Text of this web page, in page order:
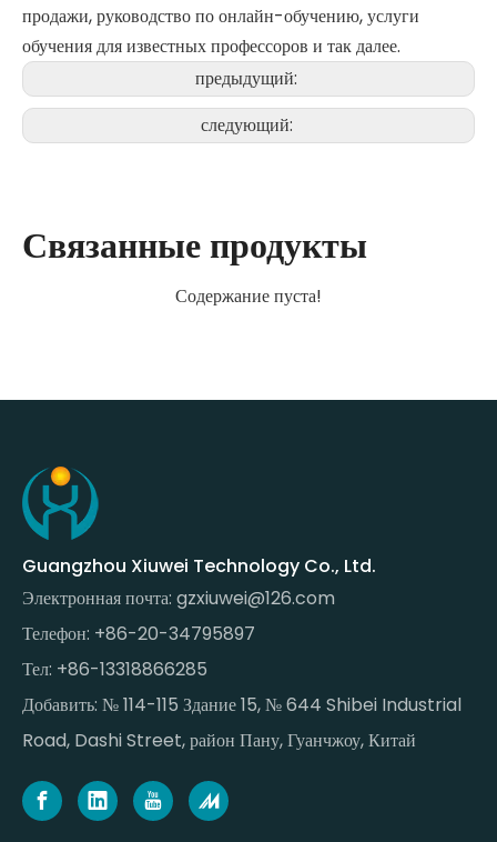
продажи, руководство по онлайн-обучению, услуги
обучения для известных профессоров и так далее.
предыдущий:
следующий:
Связанные продукты
Содержание пуста!
Guangzhou Xiuwei Technology Co., Ltd.
Электронная почта: gzxiuwei@126.com
Телефон: +86-20-34795897
Тел: +86-13318866285
Добавить: № 114-115 Здание 15, № 644 Shibei Industrial
Road, Dashi Street, район Пану, Гуанчжоу, Китай